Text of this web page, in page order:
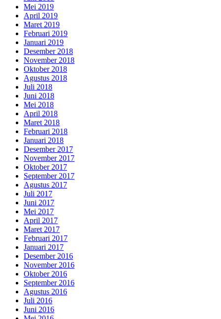
Mei 2019
April 2019
Maret 2019
Februari 2019
Januari 2019
Desember 2018
November 2018
Oktober 2018
Agustus 2018
Juli 2018
Juni 2018
Mei 2018
April 2018
Maret 2018
Februari 2018
Januari 2018
Desember 2017
November 2017
Oktober 2017
September 2017
Agustus 2017
Juli 2017
Juni 2017
Mei 2017
April 2017
Maret 2017
Februari 2017
Januari 2017
Desember 2016
November 2016
Oktober 2016
September 2016
Agustus 2016
Juli 2016
Juni 2016